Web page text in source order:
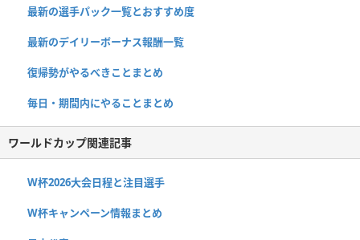
最新の選手パック一覧とおすすめ度
最新のデイリーボーナス報酬一覧
復帰勢がやるべきことまとめ
毎日・期間内にやることまとめ
ワールドカップ関連記事
W杯2026大会日程と注目選手
W杯キャンペーン情報まとめ